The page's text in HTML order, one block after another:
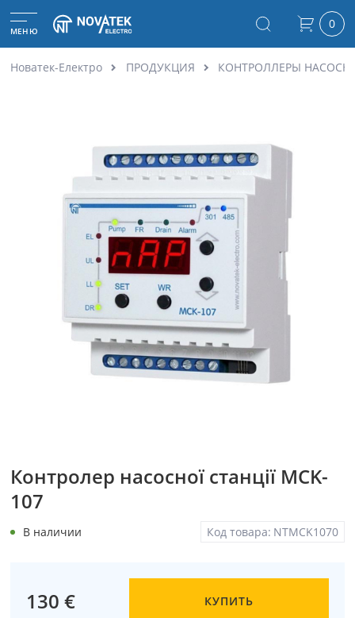
МЕНЮ 0
Новатек-Електро ПРОДУКЦИЯ КОНТРОЛЛЕРЫ
Контролер насосної станції MCK-
107
Код товара: NTMCK1070
В наличии
130 € КУПИТЬ